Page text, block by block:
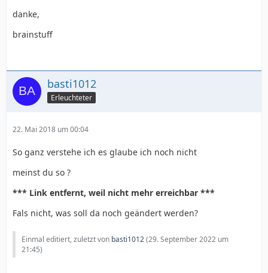
danke,
brainstuff
basti1012
Erleuchteter
22. Mai 2018 um 00:04
So ganz verstehe ich es glaube ich noch nicht
meinst du so ?
*** Link entfernt, weil nicht mehr erreichbar ***
Fals nicht, was soll da noch geändert werden?
Einmal editiert, zuletzt von basti1012(29. September 2022 um
21:45)